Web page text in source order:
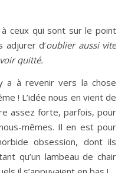
ceux qui sont sur le point
adjurer d’oublier aussi vite
quitté.
a à revenir vers la chose
! L’idée nous en vient de
assez forte, parfois, pour
mêmes. Il en est pour
obsession, dont ils
qu’un lambeau de chair